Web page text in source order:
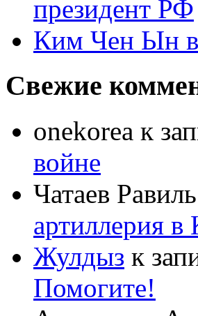
президент РФ
Ким Чен Ын
Свежие
onekorea к
войне
Чатаев
артиллерия в
Жулдыз к
Помогите!